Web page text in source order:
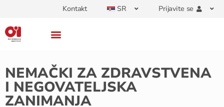
Kontakt SR Prijavite se
NEMAČKI ZA ZDRAVSTVENA
I NEGOVATELJSKA
ZANIMANJA